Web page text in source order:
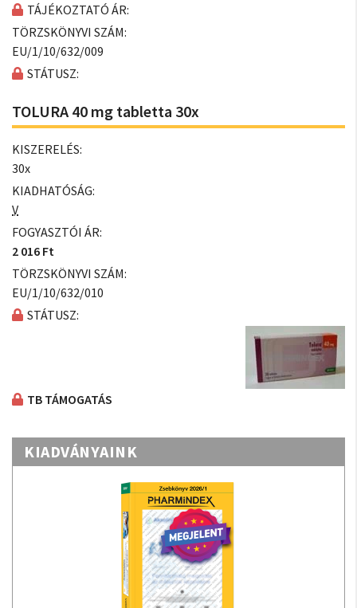
TÁJÉKOZTATÓ ÁR:
TÖRZSKÖNYVI SZÁM:
EU/1/10/632/009
STÁTUSZ:
TOLURA 40 mg tabletta 30x
KISZERELÉS:
30x
KIADHATÓSÁG:
V
FOGYASZTÓI ÁR:
2 016 Ft
TÖRZSKÖNYVI SZÁM:
EU/1/10/632/010
STÁTUSZ:
TB TÁMOGATÁS
KIADVÁNYAINK